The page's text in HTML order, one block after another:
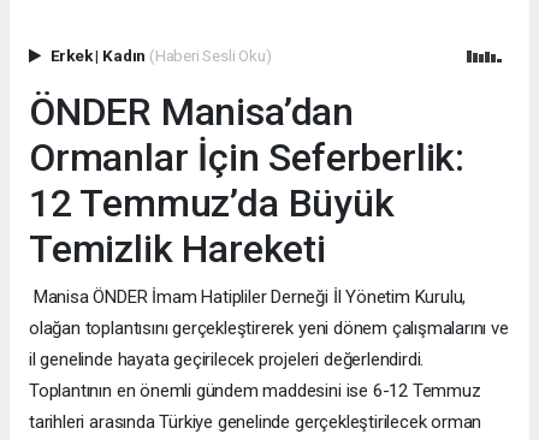
Erkek| Kadın (Haberi Sesli Oku)
ÖNDER Manisa’dan
Ormanlar İçin Seferberlik:
12 Temmuz’da Büyük
Temizlik Hareketi
Manisa ÖNDER İmam Hatipliler Derneği İl Yönetim Kurulu,
olağan toplantısını gerçekleştirerek yeni dönem çalışmalarını ve
il genelinde hayata geçirilecek projeleri değerlendirdi.
Toplantının en önemli gündem maddesini ise 6-12 Temmuz
tarihleri arasında Türkiye genelinde gerçekleştirilecek orman